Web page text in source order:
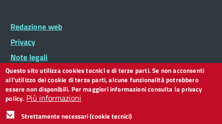
Footer
Widget
Footer
menu
Redazione web
Privacy
Note legali
Dichiarazione di accessibilità
CC BY 3.0 IT
Questo sito utilizza cookies tecnici e di terze parti. Se non acconsenti
all'utilizzo dei cookie di terze parti, alcune funzionalità potrebbero
essere non disponibili. Per maggiori informazioni consulta la privacy
policy. Più informazioni
Strettamente necessari (cookie tecnici)